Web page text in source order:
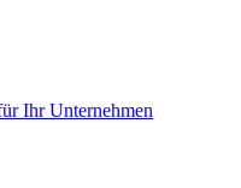
Ihr Unternehmen